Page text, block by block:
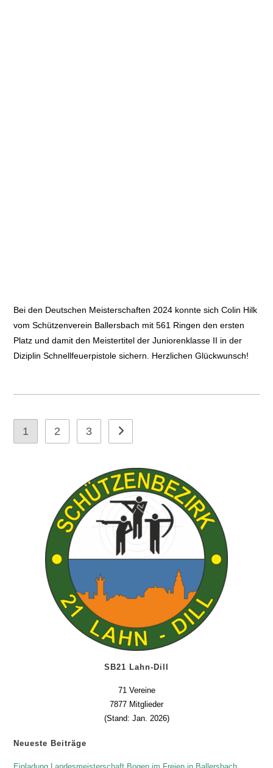
Bei den Deutschen Meisterschaften 2024 konnte sich Colin Hilk
vom Schützenverein Ballersbach mit 561 Ringen den ersten
Platz und damit den Meistertitel der Juniorenklasse II in der
Diziplin Schnellfeuerpistole sichern. Herzlichen Glückwunsch!
1 2 3
SB21 Lahn-Dill
71 Vereine
7877 Mitglieder
(Stand: Jan. 2026)
Neueste Beiträge